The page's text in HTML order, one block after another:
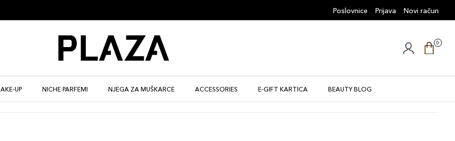
Poslovnice Prijava Novi račun
0
UP NICHE PARFEMI NJEGA ZA MUŠKARCE ACCESSORIES E-GIFT KARTICA BEAUTY BLOG